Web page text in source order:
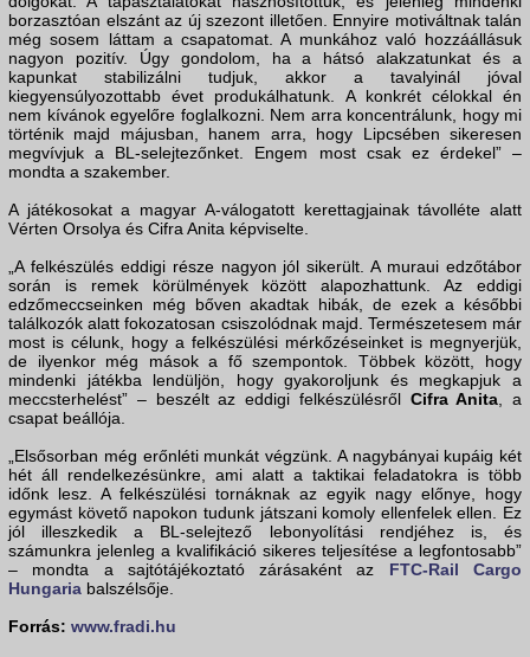
borzasztóan elszánt az új szezont illetően. Ennyire motiváltnak talán
még sosem láttam a csapatomat. A munkához való hozzáállásuk
nagyon pozitív. Úgy gondolom, ha a hátsó alakzatunkat és a
kapunkat stabilizálni tudjuk, akkor a tavalyinál jóval
kiegyensúlyozottabb évet produkálhatunk. A konkrét célokkal én
nem kívánok egyelőre foglalkozni. Nem arra koncentrálunk, hogy mi
történik majd májusban, hanem arra, hogy Lipcsében sikeresen
megvívjuk a BL-selejtezőnket. Engem most csak ez érdekel” –
mondta a szakember.
A játékosokat a magyar A-válogatott kerettagjainak távolléte alatt
Vérten Orsolya és Cifra Anita képviselte.
„A felkészülés eddigi része nagyon jól sikerült. A muraui edzőtábor
során is remek körülmények között alapozhattunk. Az eddigi
edzőmeccseinken még bőven akadtak hibák, de ezek a későbbi
találkozók alatt fokozatosan csiszolódnak majd. Természetesem már
most is célunk, hogy a felkészülési mérkőzéseinket is megnyerjük,
de ilyenkor még mások a fő szempontok. Többek között, hogy
mindenki játékba lendüljön, hogy gyakoroljunk és megkapjuk a
meccsterhelést” – beszélt az eddigi felkészülésről Cifra Anita, a
csapat beállója.
„Elsősorban még erőnléti munkát végzünk. A nagybányai kupáig két
hét áll rendelkezésünkre, ami alatt a taktikai feladatokra is több
időnk lesz. A felkészülési tornáknak az egyik nagy előnye, hogy
egymást követő napokon tudunk játszani komoly ellenfelek ellen. Ez
jól illeszkedik a BL-selejtező lebonyolítási rendjéhez is, és
számunkra jelenleg a kvalifikáció sikeres teljesítése a legfontosabb”
– mondta a sajtótájékoztató zárásaként az FTC-Rail Cargo
Hungaria balszélsője.
Forrás: www.fradi.hu